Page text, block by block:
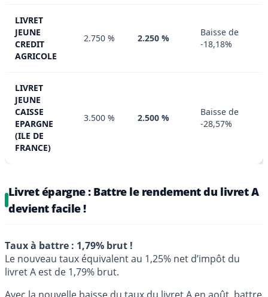
LIVRET
JEUNE
CREDIT
AGRICOLE
2.750 % 2.250 %
Baisse de
-18,18%
LIVRET
JEUNE
CAISSE
EPARGNE
(ILE DE
FRANCE)
3.500 % 2.500 %
Baisse de
-28,57%
Livret épargne : Battre le rendement du livret A
devient facile !
Taux à battre : 1,79% brut !
Le nouveau taux équivalent au 1,25% net d’impôt du
livret A est de 1,79% brut.